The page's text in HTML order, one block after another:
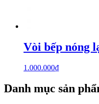
Vòi bếp nóng
1.000.000₫
Danh mục sản